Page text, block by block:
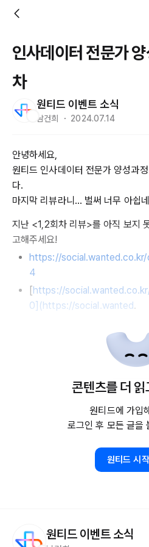
인사데이터 전문가
차
원티드 이벤트 소식
남건희 ・ 2024.07.14
안녕하세요,
원티드 인사데이터 전문가 양성과
다.
마지막 리뷰라니... 벌써 너무 아쉽
지난 <1,2회차 리뷰>를 아직 보지
고해주세요!
https://
4
[https://
0](https://social.wanted.
콘텐츠를 더
원티드에 가입
로그인 후 모든 글을
원티드 시
원티드 이벤트 소식